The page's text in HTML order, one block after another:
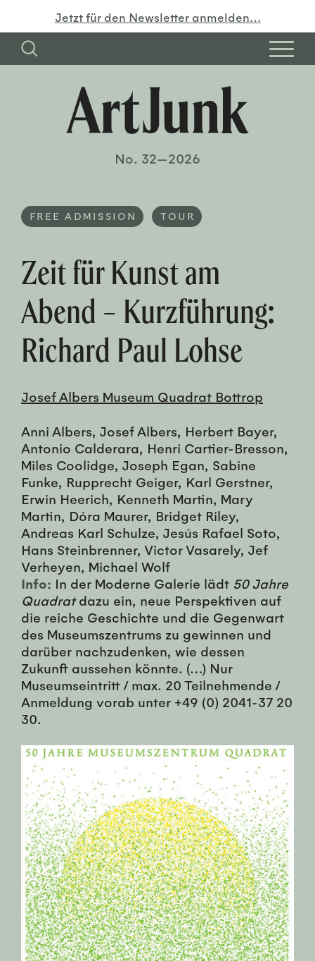
Jetzt für den Newsletter anmelden…
No. 32—2026
FREE ADMISSION TOUR
Zeit für Kunst am
Abend – Kurzführung:
Richard Paul Lohse
Josef Albers Museum Quadrat Bottrop
Anni Albers, Josef Albers, Herbert Bayer,
Antonio Calderara, Henri Cartier-Bresson,
Miles Coolidge, Joseph Egan, Sabine
Funke, Rupprecht Geiger, Karl Gerstner,
Erwin Heerich, Kenneth Martin, Mary
Martin, Dóra Maurer, Bridget Riley,
Andreas Karl Schulze, Jesús Rafael Soto,
Hans Steinbrenner, Victor Vasarely, Jef
Verheyen, Michael Wolf
Info: In der Moderne Galerie lädt 50 Jahre
Quadratdazu ein, neue Perspektiven auf
die reiche Geschichte und die Gegenwart
des Museumszentrums zu gewinnen und
darüber nachzudenken, wie dessen
Zukunft aussehen könnte. (…) Nur
Museumseintritt / max. 20 Teilnehmende /
Anmeldung vorab unter +49 (0) 2041-37 20
30.